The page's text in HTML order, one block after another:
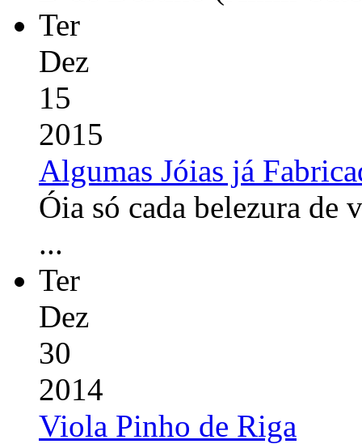
Ter
Dez
15
2015
Algumas Jóias já
Óia só cada belezura de
...
Ter
Dez
30
2014
Viola Pinho de Riga